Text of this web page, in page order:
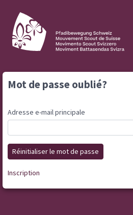
Mot de passe oublié?
Adresse e-mail principale
Réinitialiser le mot de passe
Inscription